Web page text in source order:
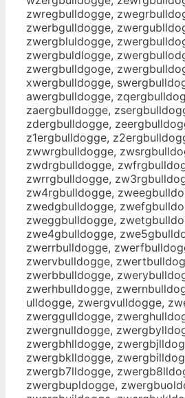
zwregbulldogge,
zwerbgulldogge,
zwergbluldogge,
zwergbuldlogge,
zwergbulldgoge,
xwergbulldogge,
awergbulldogge,
zaergbulldogge,
zdergbulldogge,
z1ergbulldogge,
zwwrgbulldogge,
zwdrgbulldogge,
zwrrgbulldogge,
zw4rgbulldogge,
zwedgbulldogge,
zweggbulldogge,
zwe4gbulldogge,
zwerrbulldogge,
zwervbulldogge,
zwerbbulldogge,
zwerhbulldogge,
ulldogge, zwergvulldogge,
zwerggulldogge,
zwergnulldogge,
zwergbhlldogge,
zwergbklldogge,
zwergb7lldogge,
zwergbupldogge,